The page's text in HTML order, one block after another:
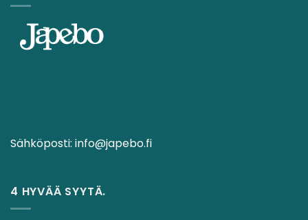
Sähköposti: info@japebo.fi
4 HYVÄÄ SYYTÄ.